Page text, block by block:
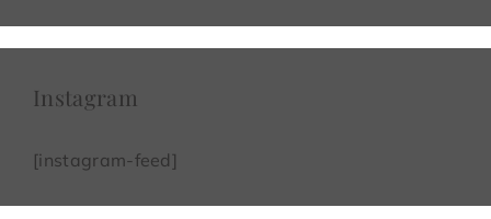
Instagram
[instagram-feed]